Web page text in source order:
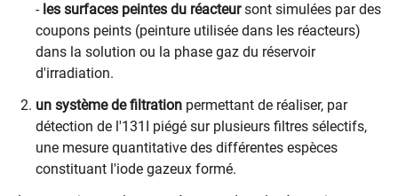
- les surfaces peintes du réacteursont simulées par des
coupons peints (peinture utilisée dans les réacteurs)
dans la solution ou la phase gaz du réservoir
d'irradiation.
un système de filtration permettant de réaliser, par
détection de l'131I piégé sur plusieurs filtres sélectifs,
une mesure quantitative des différentes espèces
constituant l'iode gazeux formé.